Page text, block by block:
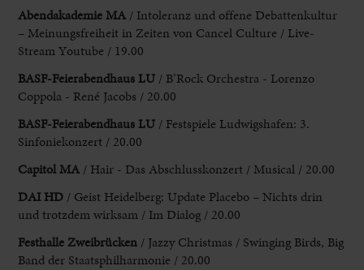
Abendakademie MA / Intoleranz und offene Debattenkultur
– Meinungsfreiheit in Zeiten von Cancel Culture / Live-
Stream Youtube / 19.00
BASF-Feierabendhaus LU / B’Rock Orchestra - Lorenzo
Coppola - René Jacobs / 20.00
BASF-Feierabendhaus LU / Festspiele Ludwigshafen: 3.
Sinfoniekonzert / 20.00
Capitol MA / Hair - Das Abschlusskonzert / Musical / 20.00
DAI HD / Geist Heidelberg: Update Placebo – Nichts drin
und trotzdem wirksam / Im Dialog / 20.00
Festhalle Zweibrücken / Jazzy Christmas / Swinging Birds, Big
Band der Staatsphilharmonie / 20.00